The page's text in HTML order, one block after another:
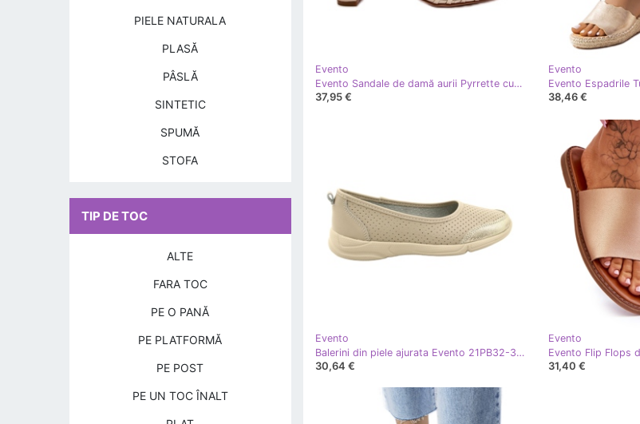
Evento
Evento Sandale de damă aurii Pyrrette cu toc înalt de aur
37,95 €
Evento
38,46 €
Evento
Balerini din piele ajurata Evento 21PB32-3621 bej de aur
30,64 €
Evento
31,40 €
PIELE NATURALA
PLASĂ
PÂSLĂ
SINTETIC
SPUMĂ
STOFA
TIP DE TOC
ALTE
FARA TOC
PE O PANĂ
PE PLATFORMĂ
PE POST
PE UN TOC ÎNALT